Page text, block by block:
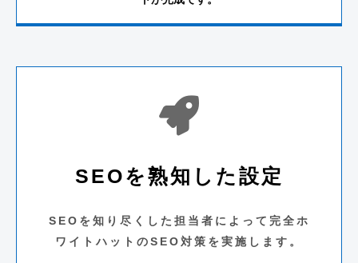
SEOを熟知した設定
SEOを知り尽くした担当者によって 完全ホ
ワイトハットのSEO対策を実施します。